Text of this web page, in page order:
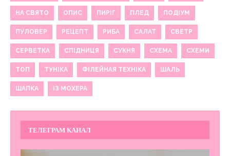
НА СВЯТО ОПИС ПИРІГ ПЛЕД ПОДІУМ
ПУЛОВЕР РЕЦЕПТ РИБА САЛАТ СВЕТР
СЕРВЕТКА СПІДНИЦЯ СУКНЯ СХЕМА СХЕМИ
ТОП ТУНІКА ФІЛЕЙНАЯ ТЕХНІКА ШАЛЬ
ШАПКА ІЗ МОХЕРА
ТЕЛЕГРАМ КАНАЛ